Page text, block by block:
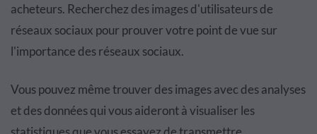
acheteurs. Recherchez des images d'utilisateurs de
réseaux sociaux pour prouver votre point de vue sur
l'importance des réseaux sociaux.
Vous pouvez même trouver des images avec des analyses
et des données qui vous aideront à visualiser les